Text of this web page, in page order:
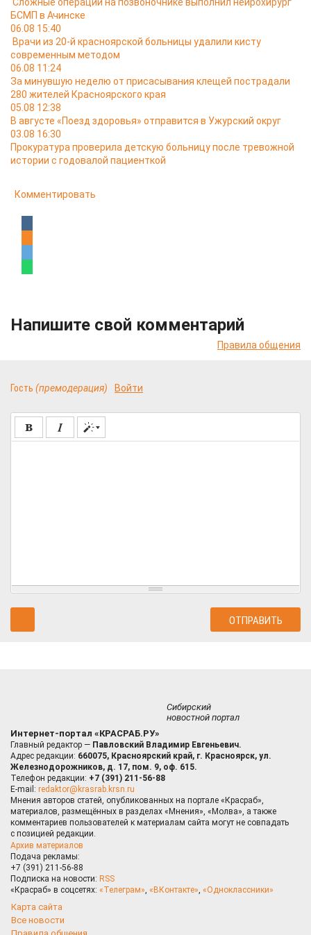
БСМП в Ачинске
06.08 15:40
Врачи из 20-й красноярской больницы удалили кисту
современным методом
06.08 11:24
За минувшую неделю от присасывания клещей пострадали
280 жителей Красноярского края
05.08 12:38
В августе «Поезд здоровья» отправится в Ужурский округ
03.08 16:30
Прокуратура проверила детскую больницу после тревожной
истории с годовалой пациенткой
Комментировать
Напишите свой комментарий
Правила общения
Гость (премодерация) Войти
Сибирский
новостной портал
Интернет-портал «КРАСРАБ.РУ»
Главный редактор — Павловский Владимир Евгеньевич.
Адрес редакции: 660075, Красноярский край, г. Красноярск, ул.
Железнодорожников, д. 17, пом. 9, оф. 615.
Телефон редакции: +7 (391) 211-56-88
E-mail: redaktor@krasrab.krsn.ru
Мнения авторов статей, опубликованных на портале «Красраб»,
материалов, размещённых в разделах «Мнения», «Молва», а также
комментариев пользователей к материалам сайта могут не совпадать
с позицией редакции.
Архив материалов
Подача рекламы:
+7 (391) 211-56-88
Подписка на новости: RSS
«Красраб» в соцсетях: «Телеграм», «ВКонтакте», «Одноклассники»
Карта сайта
Все новости